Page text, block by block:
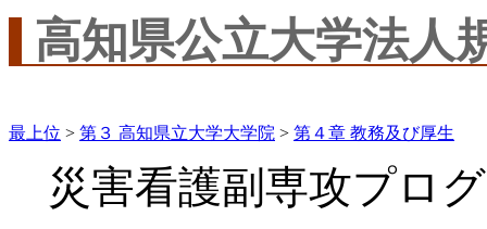
高知県公立大学法人
最上位 > 第３ 高知県立大学大学院 > 第４章 教務及び厚生
災害看護副専攻プロ